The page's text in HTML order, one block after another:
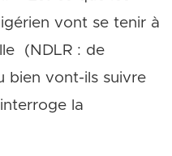
vont se tenir à
(NDLR : de
bien vont-ils suivre
la